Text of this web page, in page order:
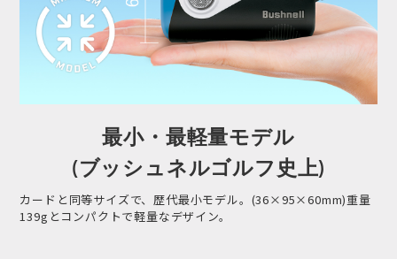
最小・最軽量モデル
(ブッシュネルゴルフ史上)
カードと同等サイズで、歴代最小モデル。(36×95×60mm)重量
139gとコンパクトで軽量なデザイン。